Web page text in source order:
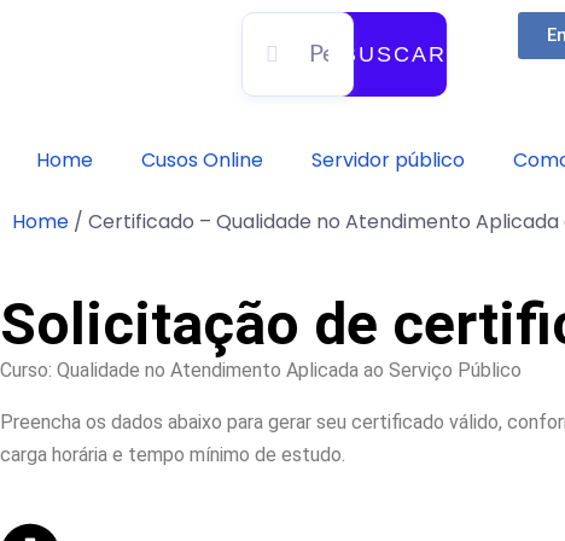
BUSCAR
Home Cusos Online Servidor público
Home / Certificado – Qualidade no Atendimento Aplicada
Solicitação de
Curso: Qualidade no Atendimento Aplicada ao Serviço Público
Preencha os dados abaixo para gerar seu certificado válido,
carga horária e tempo mínimo de estudo.